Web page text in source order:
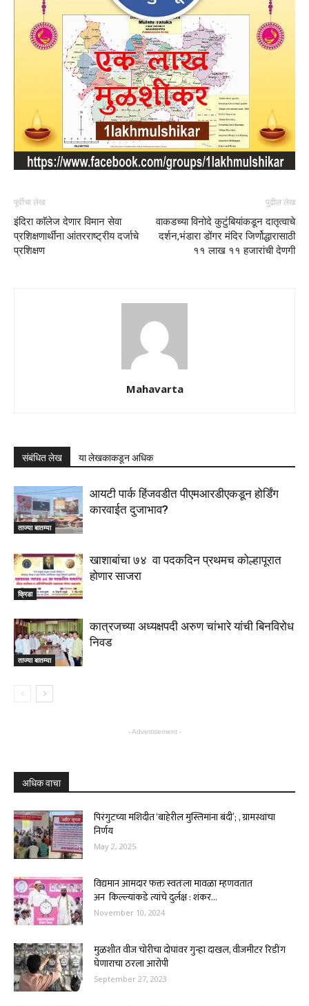
पूर्वीचा लेख
इंदिरा काॅलेज देणार विमान सेवा
प्रशिक्षणार्थींना आंतरराष्ट्रीय दर्जाचे
प्रशिक्षण
पुढील लेख
वाकडच्या विनोदे कुटुंबियांकडून दातृत्वाचे
दर्शन,भंडारा डोंगर मंदिर जिर्णोद्धारासाठी
११ लाख ११ हजारांची देणगी
Mahavarta
संबंधित लेख या लेखकाकडून अधिक
ताज्या बातम्या
आयटी पार्क हिंजवडीत पीएमआरडीएकडून होर्डिंग
कारवाईत दुजाभाव?
क्रिडा
खाशाबांचा ७४ वा पदकदिन प्रथमच कोल्हापूरात
होणार साजरा
ताज्या बातम्या
कात्रजच्या अध्यक्षपदी अरुण चांभारे यांची बिनविरोध
निवड
- Advertisement -
अधिक वाचा
पिरंगुटच्या मशिदीत ‘बाहेरील मुस्लिमांना बंदी’; , ग्रामस्थांचा
निर्णय
May 2, 2025
विद्यमान आमदार फक्त स्वतःला मावळा म्हणवतात
अन किल्ल्यांकडे त्यांचे दुर्लक्ष : शंकर...
November 10, 2024
मुळशीत वीज चोरीचा दोघांवर गुन्हा दाखल, वीजमीटर रिडींग
घेणाराचा ठरला आरोपी
September 27, 2023